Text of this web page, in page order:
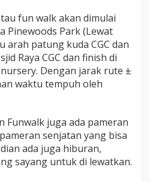
fun walk akan dimulai
Pinewoods Park (Lewat
arah patung kuda CGC dan
Raya CGC dan finish di
Dengan jarak rute ±
waktu tempuh oleh
Funwalk juga ada pameran
senjatan yang bisa
ada juga hiburan,
sayang untuk di lewatkan.